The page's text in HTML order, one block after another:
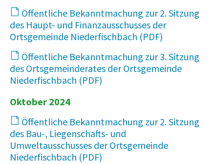
Öffentliche Bekanntmachung zur 2. Sitzung
des Haupt- und Finanzausschusses der
Ortsgemeinde Niederfischbach
Öffentliche Bekanntmachung zur 3. Sitzung
des Ortsgemeinderates der Ortsgemeinde
Niederfischbach
Oktober 2024
Öffentliche Bekanntmachung zur 2. Sitzung
des Bau-, Liegenschafts- und
Umweltausschusses der Ortsgemeinde
Niederfischbach